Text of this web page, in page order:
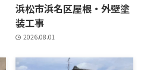
浜松市浜名区屋根・外壁塗
装工事
2026.08.01